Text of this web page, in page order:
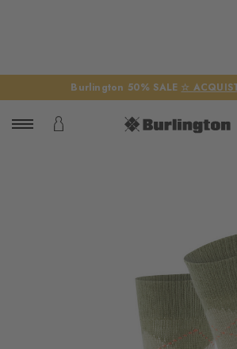
Burlington 50% SALE ☆